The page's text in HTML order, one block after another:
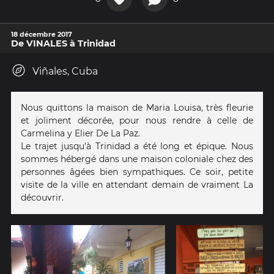
18 décembre 2017
De VINALES à Trinidad
Viñales, Cuba
Nous quittons la maison de Maria Louisa, très fleurie
et joliment décorée, pour nous rendre à celle de
Carmelina y Elier De La Paz.
Le trajet jusqu'à Trinidad a été long et épique. Nous
sommes hébergé dans une maison coloniale chez des
personnes âgées bien sympathiques. Ce soir, petite
visite de la ville en attendant demain de vraiment La
découvrir.